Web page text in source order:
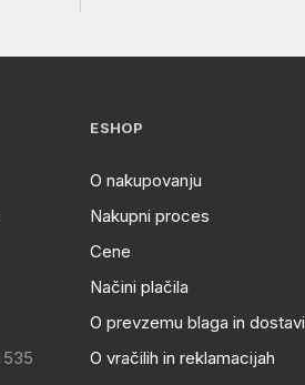
535
ESHOP
O nakupovanju
Nakupni proces
Cene
Načini plačila
O prevzemu blaga in dostavi
O vračilih in reklamacijah